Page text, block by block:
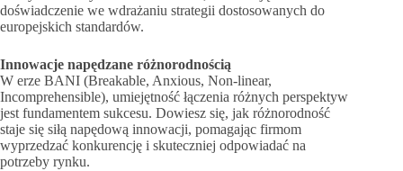
doświadczenie we wdrażaniu strategii dostosowanych do
europejskich standardów.
Innowacje napędzane różnorodnością
W erze BANI (Breakable, Anxious, Non-linear,
Incomprehensible), umiejętność łączenia różnych perspektyw
jest fundamentem sukcesu. Dowiesz się, jak różnorodność
staje się siłą napędową innowacji, pomagając firmom
wyprzedzać konkurencję i skuteczniej odpowiadać na
potrzeby rynku.